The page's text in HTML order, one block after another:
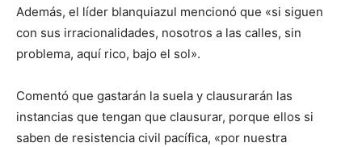
Además, el líder blanquiazul mencionó que «si siguen
con sus irracionalidades, nosotros a las calles, sin
problema, aquí rico, bajo el sol».
Comentó que gastarán la suela y clausurarán las
instancias que tengan que clausurar, porque ellos si
saben de resistencia civil pacífica, «por nuestra